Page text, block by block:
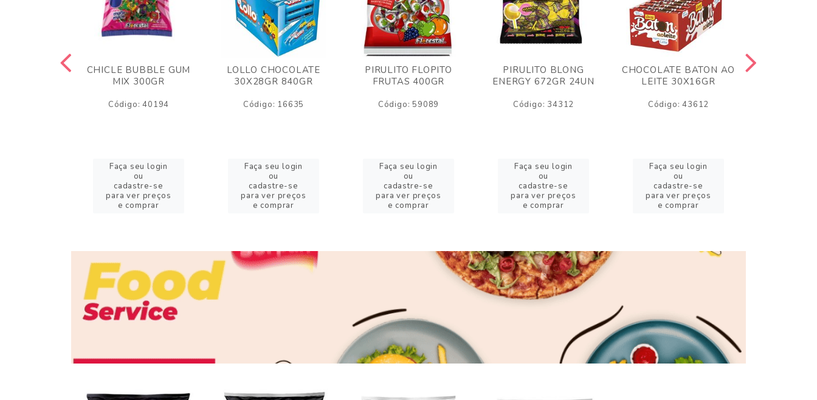
CHICLE BUBBLE GUM
MIX 300GR
Código: 40194
Faça seu login
ou
cadastre-se
para ver preços
e comprar
LOLLO CHOCOLATE
30X28GR 840GR
Código: 16635
Faça seu login
ou
cadastre-se
para ver preços
e comprar
PIRULITO FLOPITO
FRUTAS 400GR
Código: 59089
Faça seu login
ou
cadastre-se
para ver preços
e comprar
PIRULITO BLONG
ENERGY 672GR 24UN
Código: 34312
Faça seu login
ou
cadastre-se
para ver preços
e comprar
CHOCOLATE BATON AO
LEITE 30X16GR
Código: 43612
Faça seu login
ou
cadastre-se
para ver preços
e comprar